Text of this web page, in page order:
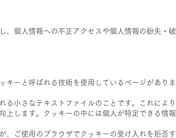
、個人情報への不正アクセスや個人情報の紛失・破
キーと呼ばれる技術を使用しているページがありま
る小さなテキストファイルのことです。これにより
上します。クッキーの中には個人が特定できる情報
、ご使用のブラウザでクッキーの受け入れを拒否す